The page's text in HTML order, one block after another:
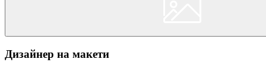
Дизайнер на макети